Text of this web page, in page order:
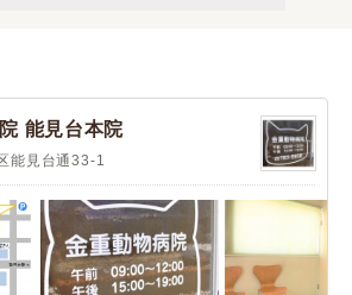
能見台本院
能見台通33-1